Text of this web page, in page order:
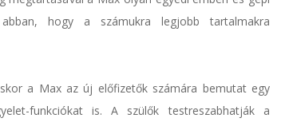
hogy a számukra legjobb tartalmakra
a Max az új előfizetők számára bemutat egy
funkciókat is. A szülők testreszabhatják a